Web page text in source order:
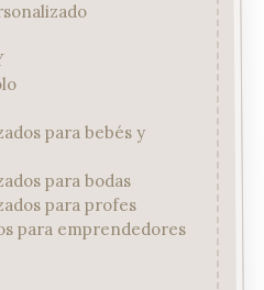
para bebés y
para bodas
para profes
para emprendedores